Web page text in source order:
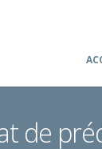
de